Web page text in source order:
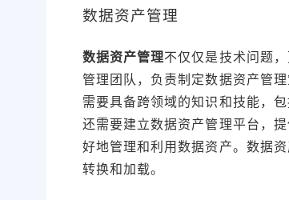
数据资产管理
数据资产管理不仅仅是技术问题
管理团队，负责制定数据资产管
需要具备跨领域的知识和技能，
还需要建立数据资产管理平台，
好地管理和利用数据资产。数据
转换和加载。